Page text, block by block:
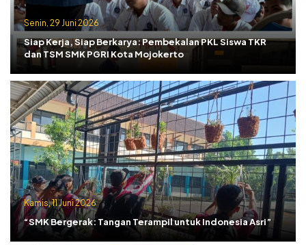
Senin, 29 Juni 2026
Siap Kerja, Siap Berkarya: Pembekalan PKL Siswa TKR
dan TSM SMK PGRI Kota Mojokerto
Kamis, 11 Juni 2026
“SMK Bergerak: Tangan Terampil untuk Indonesia Asri”